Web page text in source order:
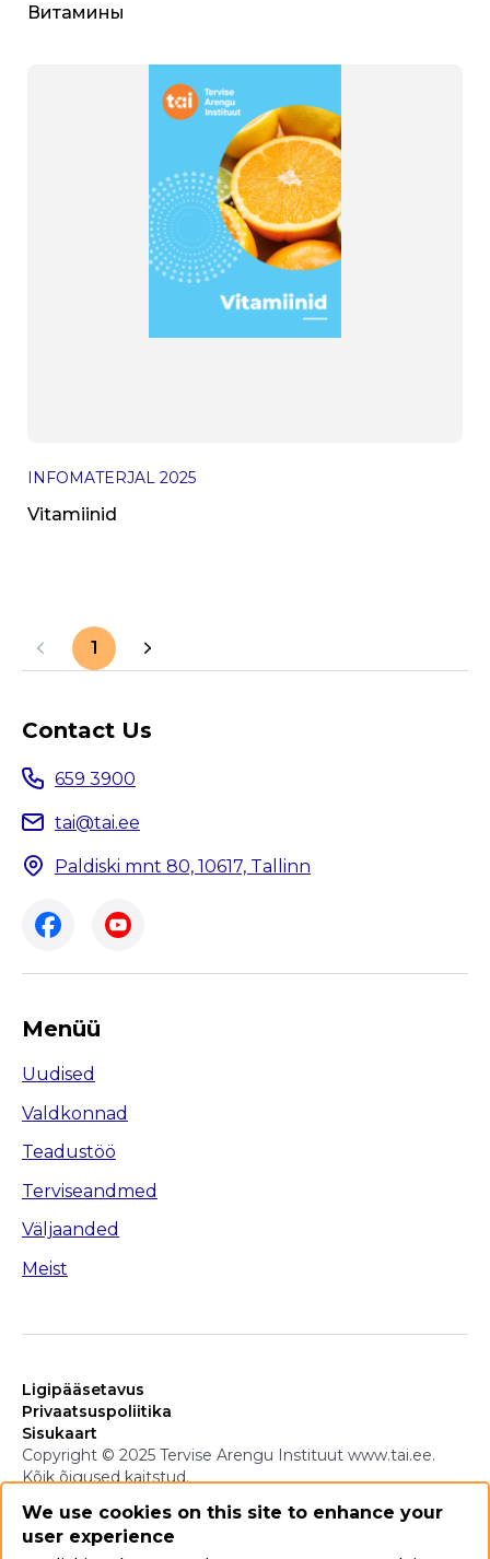
Витамины
INFOMATERJAL 2025
Vitamiinid
1
Contact Us
659 3900
tai@tai.ee
Paldiski mnt 80, 10617, Tallinn
Menüü
Uudised
Valdkonnad
Teadustöö
Terviseandmed
Väljaanded
Meist
Copyright © 2025 Tervise Arengu Instituut www.tai.ee.
Kõik õigused kaitstud.
Ligipääsetavus
Privaatsuspoliitika
Sisukaart
We use cookies on this site to enhance your
user experience